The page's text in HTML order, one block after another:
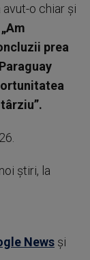
o chiar și
„Am
prea
știri, la
News şi